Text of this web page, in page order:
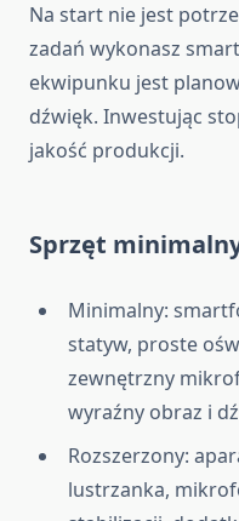
Na start nie jest
zadań wykonasz
ekwipunku jest
dźwięk. Inwestując
jakość produkcji.
Sprzęt
Minimalny:
statyw, proste
zewnętrzny
wyraźny obraz i
Rozszerzony:
lustrzanka,